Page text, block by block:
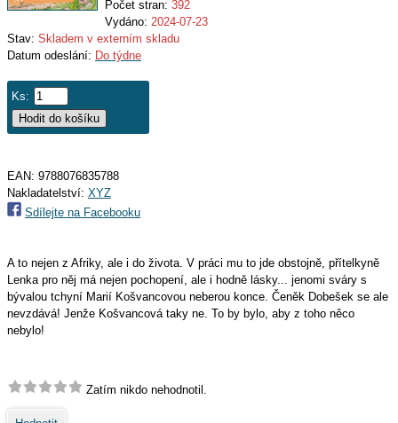
Počet stran: 392
Vydáno: 2024-07-23
Stav: Skladem v externím skladu
Datum odeslání: Do týdne
Ks:
EAN: 9788076835788
Nakladatelství: XYZ
Sdílejte na Facebooku
A to nejen z Afriky, ale i do života. V práci mu to jde obstojně, přítelkyně
Lenka pro něj má nejen pochopení, ale i hodně lásky... jenomi sváry s
bývalou tchyní Marií Košvancovou neberou konce. Čeněk Dobešek se ale
nevzdává! Jenže Košvancová taky ne. To by bylo, aby z toho něco
nebylo!
Zatím nikdo nehodnotil.